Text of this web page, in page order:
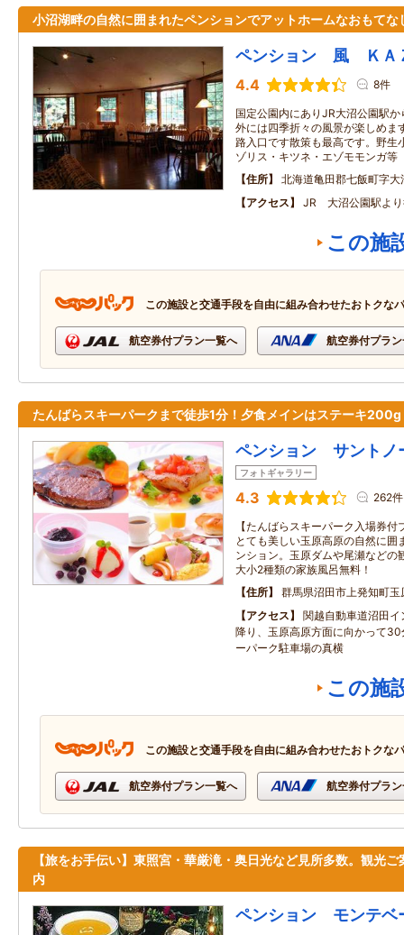
小沼湖畔の自然に囲まれたペンションでアットホームなおもてな
ペンション 風 ＫＡ
4.4 8件
国定公園内にありJR大沼公園駅
外には四季折々の風景が楽しめま
路入口です散策も最高です。野生
ゾリス・キツネ・エゾモモンガ等
住所
北海道亀田郡七飯町字大
アクセス
JR 大沼公園駅より
この施
この施設と交通手段を自由に組み合わせたおトクな
航空券付プラン一覧へ 航空券付プラ
たんばらスキーパークまで徒歩1分！夕食メインはステーキ200g
ペンション サントノ
フォトギャラリー
4.3 262件
【たんばらスキーパーク入場券
とても美しい玉原高原の自然に囲
ンション。玉原ダムや尾瀬などの
大小2種類の家族風呂無料！
住所
群馬県沼田市上発知町玉
アクセス
関越自動車道沼田
降り、玉原高原方面に向かって
ーパーク駐車場の真横
この施
この施設と交通手段を自由に組み合わせたおトクな
航空券付プラン一覧へ 航空券付プラ
【旅をお手伝い】東照宮・華厳滝・奥日光など見所多数。観光ご
内
ペンション モンテベ